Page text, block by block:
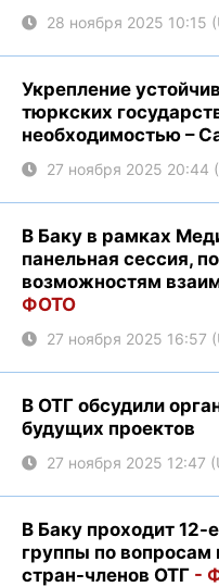
28 ноября 2025 10:15
Укрепление
тюркских
необходимостью –
27 ноября 2025 20:44
В Баку в рамках
панельная сессия,
возможностям
ФОТО
27 ноября 2025 16:57
В ОТГ обсудили
будущих проектов
27 ноября 2025 12:47
В Баку проходит 12-
группы по
стран-членов ОТГ -